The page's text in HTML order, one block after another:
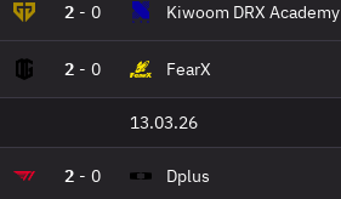
2 - 0 Kiwoom DRX Academy
2 - 0 FearX
13.03.26
2 - 0 Dplus